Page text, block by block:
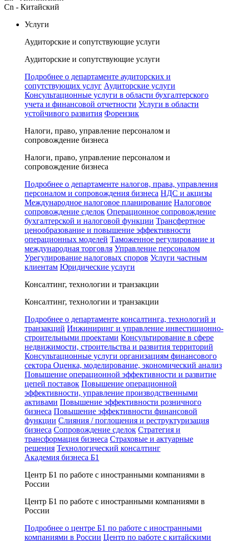
Cn - Китайский
Услуги
Аудиторские и сопутствующие услуги
Аудиторские и сопутствующие услуги
Подробнее о департаменте аудиторских и
сопутствующих услуг Аудиторские услуги
Консультационные услуги в области бухгалтерского
учета и финансовой отчетности Услуги в области
устойчивого развития Форензик
Налоги, право, управление персоналом и
сопровождение бизнеса
Налоги, право, управление персоналом и
сопровождение бизнеса
Подробнее о департаменте налогов, права, управления
персоналом и сопровождения бизнеса НДС и акцизы
Международное налоговое планирование Налоговое
сопровождение сделок Операционное сопровождение
бухгалтерской и налоговой функции Трансфертное
ценообразование и повышение эффективности
операционных моделей Таможенное регулирование и
международная торговля Управление персоналом
Урегулирование налоговых споров Услуги частным
клиентам Юридические услуги
Консалтинг, технологии и транзакции
Консалтинг, технологии и транзакции
Подробнее о департаменте консалтинга, технологий и
транзакций Инжиниринг и управление инвестиционно-
строительными проектами Консультирование в сфере
недвижимости, строительства и развития территорий
Консультационные услуги организациям финансового
сектора Оценка, моделирование, экономический анализ
Повышение операционной эффективности и развитие
цепей поставок Повышение операционной
эффективности, управление производственными
активами Повышение эффективности розничного
бизнеса Повышение эффективности финансовой
функции Слияния / поглощения и реструктуризация
бизнеса Сопровождение сделок Стратегия и
трансформация бизнеса Страховые и актуарные
решения Технологический консалтинг
Академия бизнеса Б1
Центр Б1 по работе с иностранными компаниями в
России
Центр Б1 по работе с иностранными компаниями в
России
Подробнее о центре Б1 по работе с иностранными
компаниями в России Центр по работе с китайскими